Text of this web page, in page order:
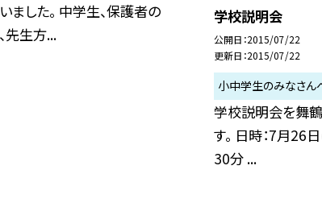
ました。 中学生、保護者の
先生方...
学校説明会
公開日 2015/07/22
更新日 2015/07/22
小中学生のみなさん
学校説明会を舞
す。 日時：7月
30分 ...